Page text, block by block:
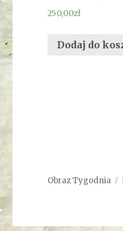
250,00zł
Dodaj do
Obraz Tygodnia